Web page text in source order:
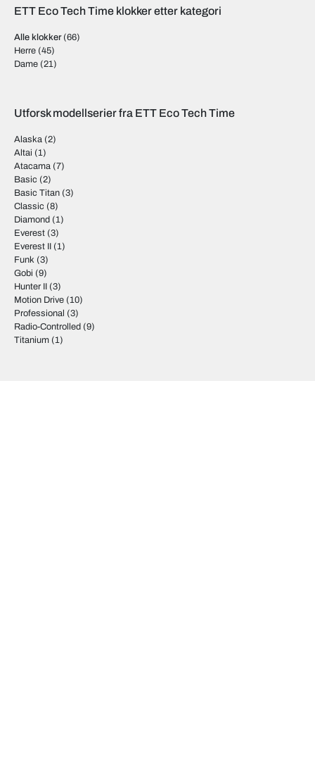
ETT Eco Tech Time klokker etter kategori
Alle klokker(66)
Herre (45)
Dame (21)
Utforsk modellserier fra ETT Eco Tech Time
Alaska (2)
Altai (1)
Atacama (7)
Basic (2)
Basic Titan (3)
Classic (8)
Diamond (1)
Everest (3)
Everest II (1)
Funk (3)
Gobi (9)
Hunter II (3)
Motion Drive (10)
Professional (3)
Radio-Controlled (9)
Titanium (1)